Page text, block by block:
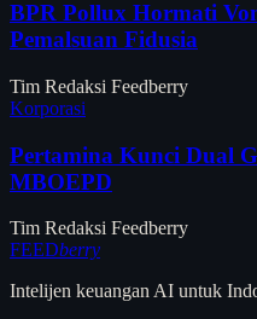
BPR Pollux Hormati
Pemalsuan Fidusia
Tim Redaksi Feedberry
Korporasi
Pertamina Kunci Dual
MBOEPD
Tim Redaksi Feedberry
FEEDberry
Intelijen keuangan AI untuk